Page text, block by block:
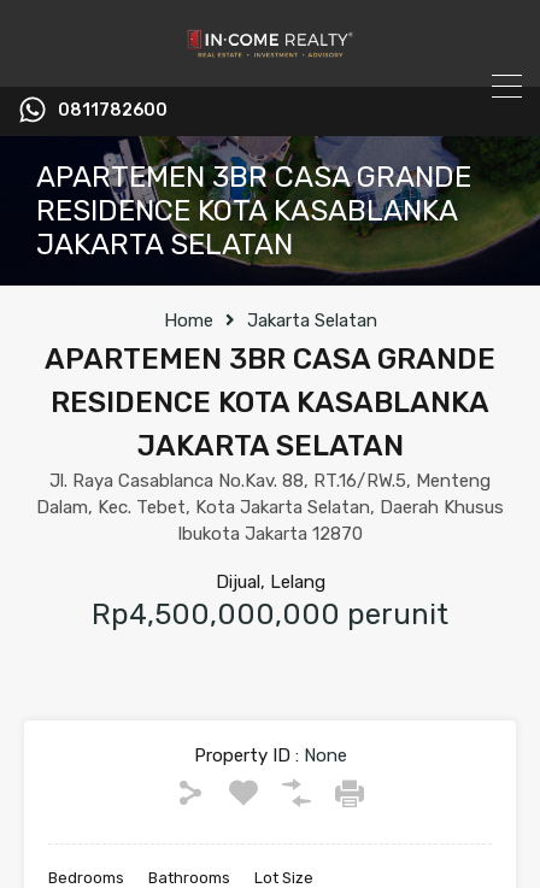
0811782600
APARTEMEN 3BR CASA GRANDE
RESIDENCE KOTA KASABLANKA
JAKARTA SELATAN
Home Jakarta Selatan
APARTEMEN 3BR CASA GRANDE
RESIDENCE KOTA KASABLANKA
JAKARTA SELATAN
Jl. Raya Casablanca No.Kav. 88, RT.16/RW.5, Menteng
Dalam, Kec. Tebet, Kota Jakarta Selatan, Daerah Khusus
Ibukota Jakarta 12870
Dijual, Lelang
Rp4,500,000,000 perunit
Property ID :None
Bedrooms Bathrooms Lot Size